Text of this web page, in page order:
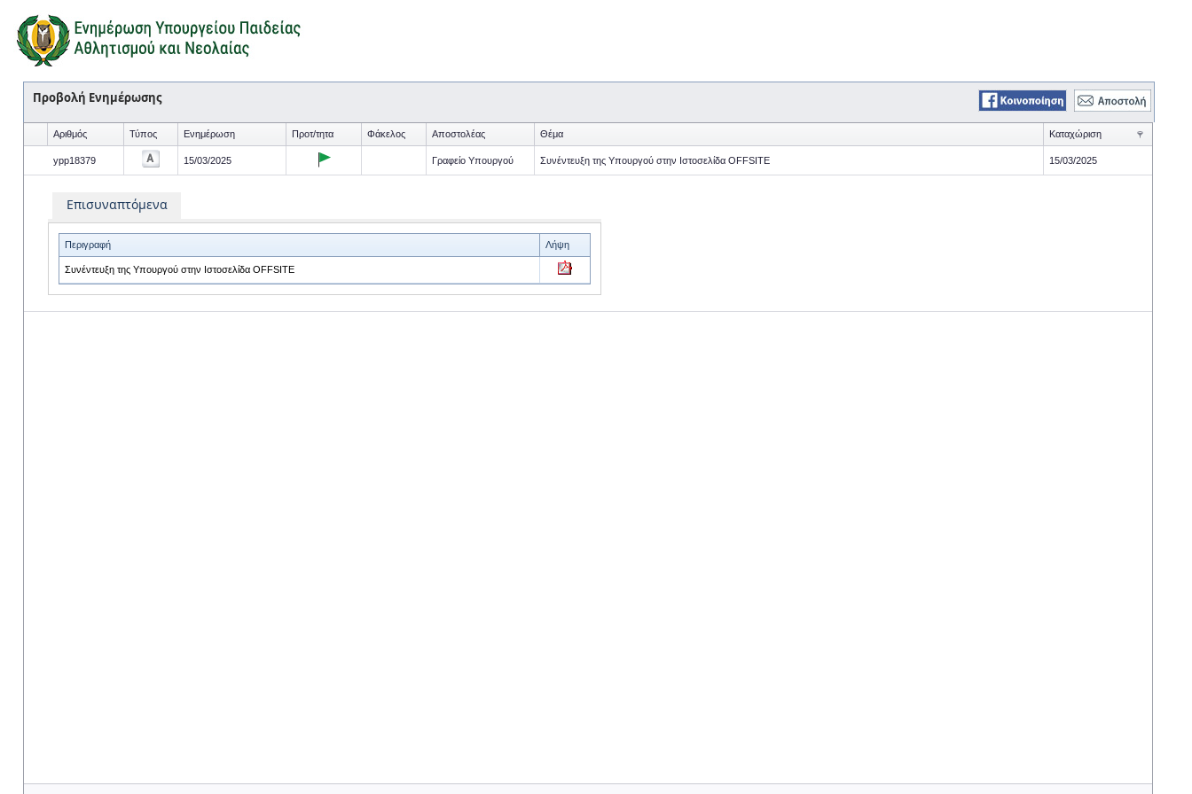
Προβολή Ενημέρωσης
Αριθμός Τύπος Ενημέρωση Προτ/τητα Φάκελος Αποστολέας Θέμα Καταχώριση
ypp18379 15/03/2025 Γραφείο Υπουργού Συνέντευξη της Υπουργού στην Ιστοσελίδα OFFSITE 15/03/2025
Επισυναπτόμενα
Περιγραφή Λήψη
Συνέντευξη της Υπουργού στην Ιστοσελίδα OFFSITE